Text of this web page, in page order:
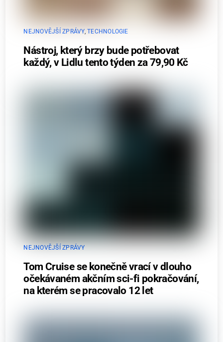
NEJNOVĚJŠÍ ZPRÁVY,TECHNOLOGIE
Nástroj, který brzy bude potřebovat
každý, v Lidlu tento týden za 79,90 Kč
NEJNOVĚJŠÍ ZPRÁVY
Tom Cruise se konečně vrací v dlouho
očekávaném akčním sci-fi pokračování,
na kterém se pracovalo 12 let